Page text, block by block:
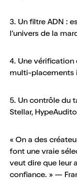
3. Un filtre ADN :
l’univers de la
4. Une vérification
multi-placements
5. Un contrôle du
Stellar,
« On a des
font une vraie
veut dire que leur
confiance. » —